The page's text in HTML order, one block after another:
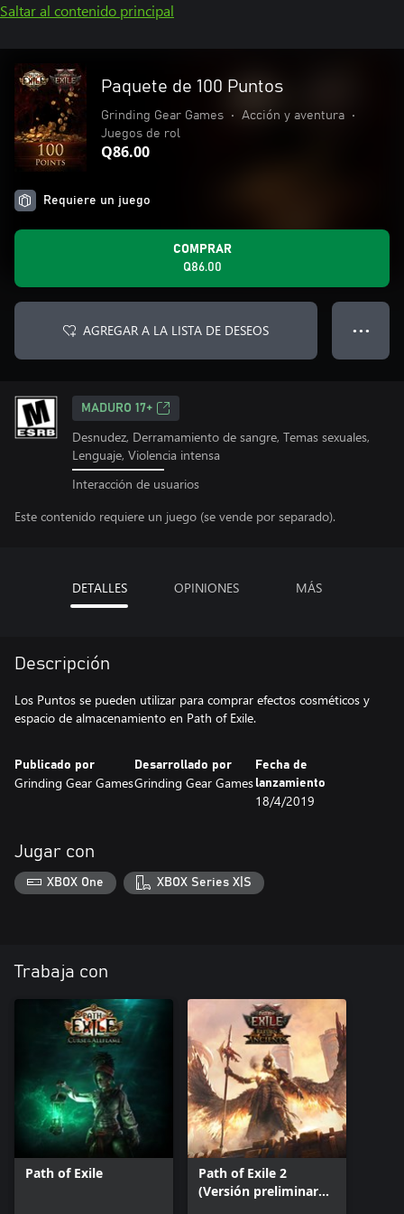
Saltar al contenido principal
Paquete de 100 Puntos
Grinding Gear Games • Acción y aventura
•
Juegos de rol
Q86.00
Requiere un juego
COMPRAR
Q86.00
AGREGAR A LA LISTA DE DESEOS ● ● ●
MADURO 17+
Desnudez, Derramamiento de sangre, Temas sexuales,
Lenguaje, Violencia intensa
Interacción de usuarios
Este contenido requiere un juego (se vende por separado).
DETALLES OPINIONES MÁS
Descripción
Los Puntos se pueden utilizar para comprar efectos cosméticos y
espacio de almacenamiento en Path of Exile.
Publicado por
Grinding Gear Games
Desarrollado por
Grinding Gear Games
Fecha de
lanzamiento
18/4/2019
Jugar con
XBOX One XBOX Series X|S
Trabaja con
Path of Exile
Path of Exile 2
(Versión preliminar